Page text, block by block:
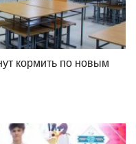
кормить по новым